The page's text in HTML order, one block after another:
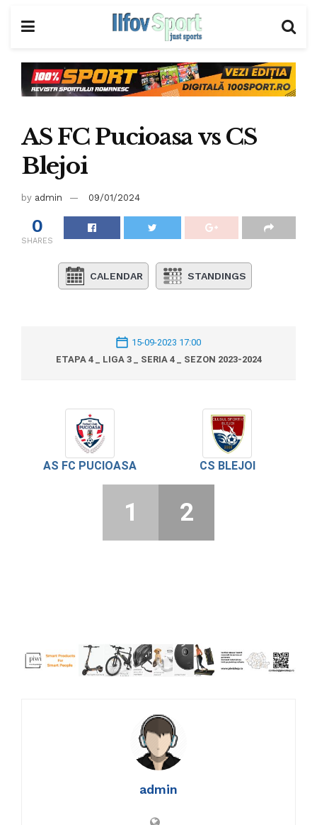
AS FC Pucioasa vs CS
Blejoi
by admin 09/01/2024
0
SHARES
CALENDAR STANDINGS
15-09-2023 17:00
ETAPA 4 _ LIGA 3 _ SERIA 4 _ SEZON 2023-2024
AS FC PUCIOASA CS BLEJOI
1 2
admin